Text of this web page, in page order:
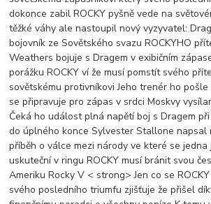
dokonce zabil ROCKY pyšně vede na
těžké váhy ale nastoupil nový vyzyvatel:
bojovník ze Sovětského svazu ROCKYHO
Weathers bojuje s Dragem v exibičním
porážku ROCKY ví že musí pomstít svého
sovětskému protivníkovi Jeho trenér ho
se připravuje pro zápas v srdci Moskvy
Čeká ho událost plná napětí boj s Dragem
do úplného konce Sylvester Stallone
příběh o válce mezi národy ve které se jedna
uskuteční v ringu ROCKY musí bránit svou
Ameriku Rocky V < strong> Jen co se
svého posledního triumfu zjišťuje že přišel